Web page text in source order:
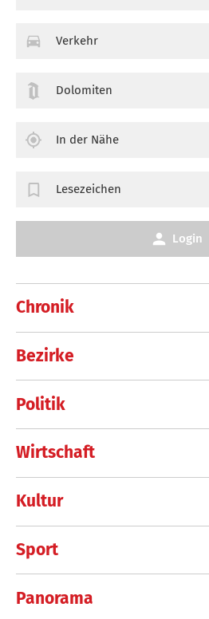
Chronik
Bezirke
Politik
Wirtschaft
Kultur
Sport
Panorama
Verkehr
Dolomiten
In der Nähe
Lesezeichen
Login